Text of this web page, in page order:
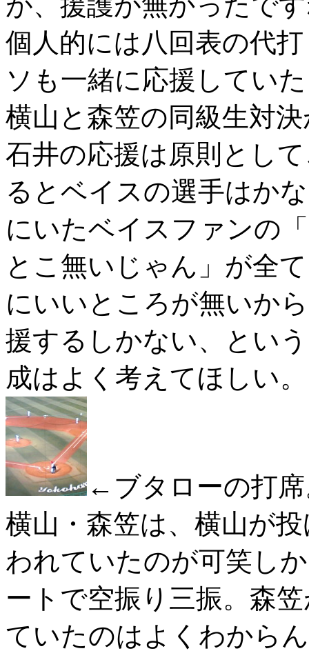
個人的には八回表の代
ソも一緒に応援してい
横山と森笠の同級生対
石井の応援は原則とし
るとベイスの選手はか
にいたベイスファンの
とこ無いじゃん」が全
にいいところが無いか
援するしかない、とい
成はよく考えてほしい。
←ブタローの打
横山・森笠は、横山が
われていたのが可笑し
ートで空振り三振。森
ていたのはよくわから